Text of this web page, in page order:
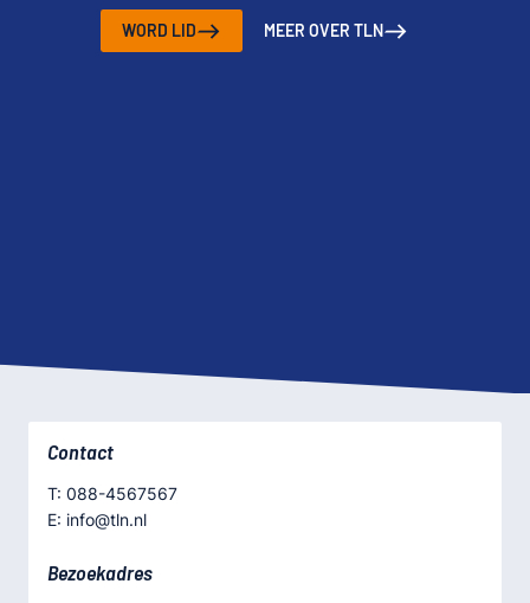
WORD LID MEER OVER TLN
Contact
T: 088-4567567
E: info@tln.nl
Bezoekadres